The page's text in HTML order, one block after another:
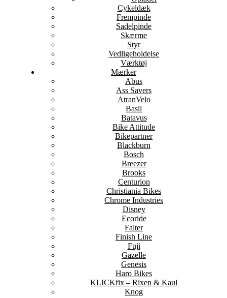
Cykeldæk
Frempinde
Sadelpinde
Skærme
Styr
Vedligeholdelse
Værktøj
Mærker
Abus
Ass Savers
AtranVelo
Basil
Batavus
Bike Attitude
Bikepartner
Blackburn
Bosch
Breezer
Brooks
Centurion
Christiania Bikes
Chrome Industries
Disney
Ecoride
Falter
Finish Line
Fuji
Gazelle
Genesis
Haro Bikes
KLICKfix – Rixen & Kaul
Knog